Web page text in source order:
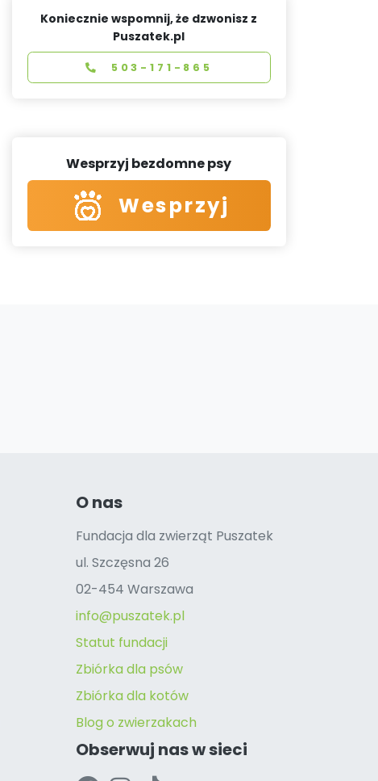
Koniecznie wspomnij, że dzwonisz z
Puszatek.pl
503-171-865
Wesprzyj bezdomne psy
Wesprzyj
O nas
Fundacja dla zwierząt Puszatek
ul. Szczęsna 26
02-454 Warszawa
info@puszatek.pl
Statut fundacji
Zbiórka dla psów
Zbiórka dla kotów
Blog o zwierzakach
Obserwuj nas w sieci